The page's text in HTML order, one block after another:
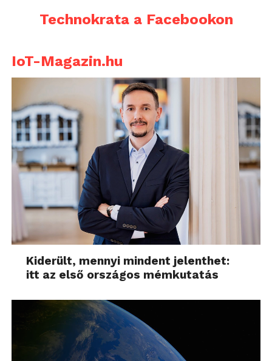
Technokrata a Facebookon
IoT-Magazin.hu
Kiderült, mennyi mindent jelenthet:
itt az első országos mémkutatás